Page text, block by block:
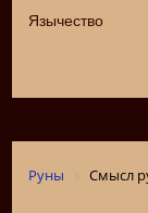
Язычество
Руны Смысл